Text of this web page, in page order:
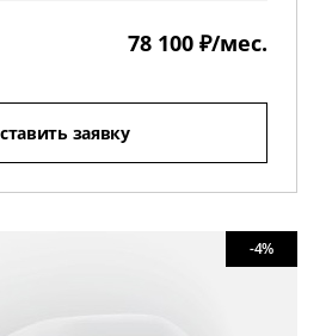
78 100 ₽/мес.
заявку
-4%